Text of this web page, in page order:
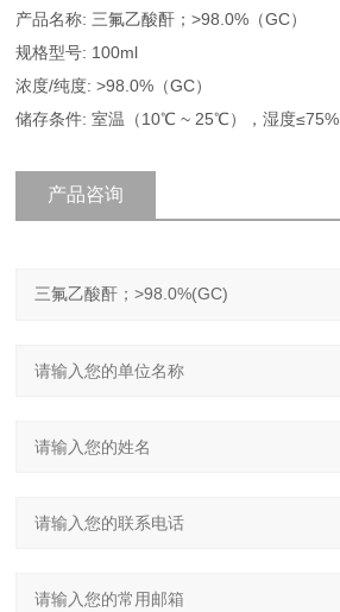
产品名称: 三氟乙酸酐；>98.0%（GC）
规格型号: 100ml
浓度/纯度: >98.0%（GC）
储存条件: 室温（10℃ ~ 25℃），湿度≤75%
产品咨询